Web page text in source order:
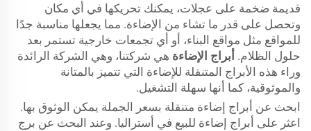
قديمة ضخمة على عجلات، يمكنك تحريكها في أي مكان
وتحصل على قدر ما تشاء من الإضاءة. مما يجعلها مناسبة جدًا
للمواقع مثل مواقع البناء، أو أي تجمعات خارجية تستمر بعد
حلول الظلام. أبراج الإضاءة هي شركتنا، وهي الشركة الرائدة
وراء هذه الأبراج المتنقلة للإضاءة التي تتميز بالمتانة
والموثوقية، كما أنها سهلة التشغيل.
ابحث عن أبراج إضاءة متنقلة بسعر الجملة يمكن الوثوق بها.
اعثر على أبراج إضاءة للبيع في أستراليا. وعند البحث عن برج